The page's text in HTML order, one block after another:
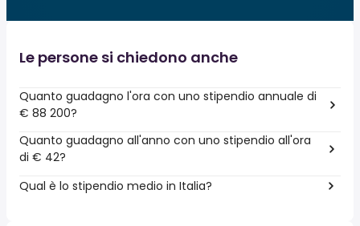
Le persone si chiedono anche
Quanto guadagno l'ora con uno stipendio annuale di
€ 88 200?
Quanto guadagno all'anno con uno stipendio all'ora
di € 42?
Qual è lo stipendio medio in Italia?